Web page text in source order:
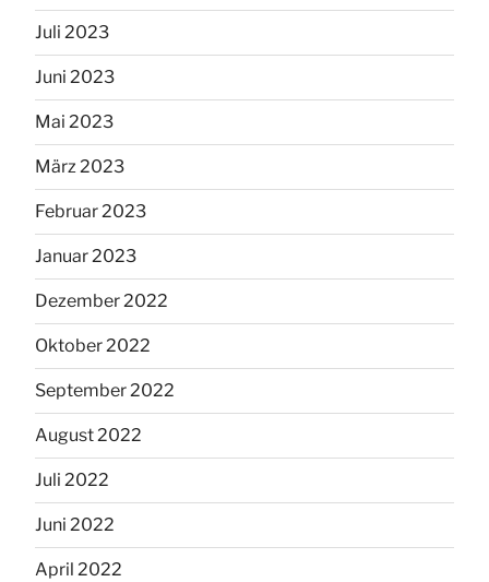
Juli 2023
Juni 2023
Mai 2023
März 2023
Februar 2023
Januar 2023
Dezember 2022
Oktober 2022
September 2022
August 2022
Juli 2022
Juni 2022
April 2022